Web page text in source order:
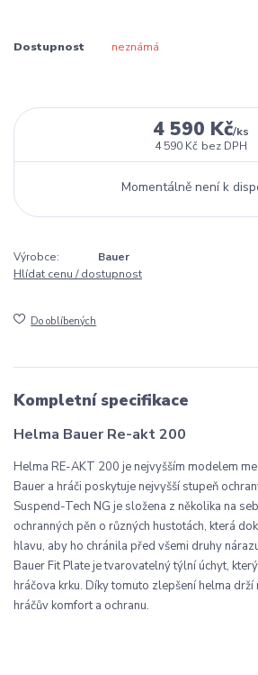
Dostupnost neznámá
4 590 Kč/ks
4 590 Kč bez DPH
Momentálně není k
Výrobce:
Bauer
Hlídat cenu / dostupnost
Do oblíbených
Kompletní specifikace
Helma Bauer Re-akt 200
Helma RE-AKT 200 je nejvyšším modelem
Bauer a hráči poskytuje nejvyšší stupeň
Suspend-Tech NG je složena z několika na
ochranných pěn o různých hustotách, která
hlavu, aby ho chránila před všemi druhy
Bauer Fit Plate je tvarovatelný týlní úchyt,
hráčova krku. Díky tomuto zlepšení helma drží
hráčův komfort a ochranu.